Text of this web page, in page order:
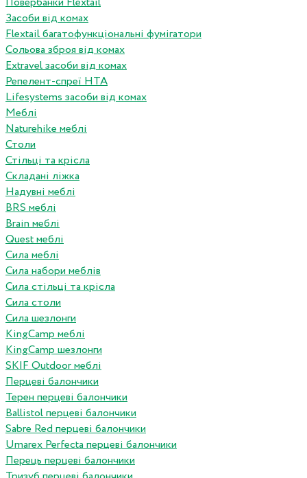
Засоби від комах
Flextail багатофункціональні фумігатори
Сольова зброя від комах
Extravel засоби від комах
Репелент-спреї HTA
Lifesystems засоби від комах
Меблі
Naturehike меблі
Столи
Стільці та крісла
Складані ліжка
Надувні меблі
BRS меблі
Brain меблі
Quest меблі
Сила меблі
Сила набори меблів
Сила стільці та крісла
Сила столи
Сила шезлонги
KingCamp меблі
KingCamp шезлонги
SKIF Outdoor меблі
Перцеві балончики
Терен перцеві балончики
Ballistol перцеві балончики
Sabre Red перцеві балончики
Umarex Perfecta перцеві балончики
Перець перцеві балончики